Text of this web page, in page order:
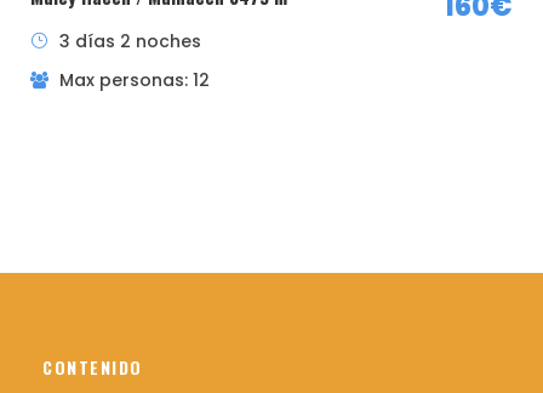
3 días 2 noches
Max personas: 12
CONTENIDO